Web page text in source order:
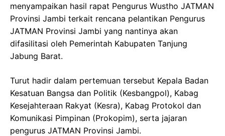
menyampaikan hasil rapat Pengurus Wustho JATMAN
Provinsi Jambi terkait rencana pelantikan Pengurus
JATMAN Provinsi Jambi yang nantinya akan
difasilitasi oleh Pemerintah Kabupaten Tanjung
Jabung Barat.
Turut hadir dalam pertemuan tersebut Kepala Badan
Kesatuan Bangsa dan Politik (Kesbangpol), Kabag
Kesejahteraan Rakyat (Kesra), Kabag Protokol dan
Komunikasi Pimpinan (Prokopim), serta jajaran
pengurus JATMAN Provinsi Jambi.